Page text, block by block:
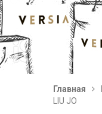
Главная
LIU JO